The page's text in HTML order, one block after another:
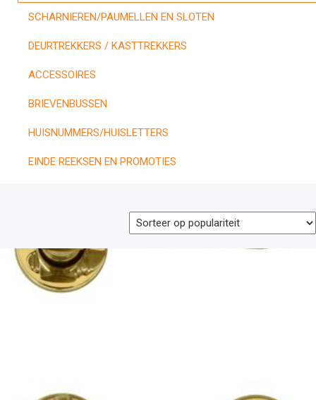
SCHARNIEREN/PAUMELLEN EN SLOTEN
DEURTREKKERS / KASTTREKKERS
ACCESSOIRES
BRIEVENBUSSEN
HUISNUMMERS/HUISLETTERS
EINDE REEKSEN EN PROMOTIES